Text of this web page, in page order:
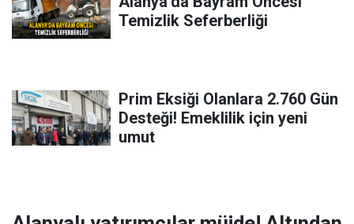
Temizlik Seferberliği
Prim Eksiği Olanlara 2.760 Gün
Desteği! Emeklilik için yeni
umut